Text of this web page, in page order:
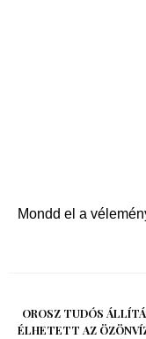
Mondd el a
OROSZ TUDÓS
ÉLHETETT AZ